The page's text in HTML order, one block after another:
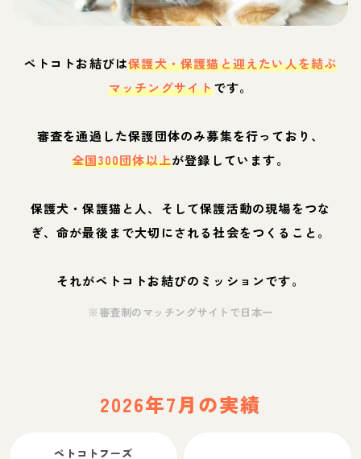
ペトコトお結びは保護犬・保護猫と迎えたい人を結ぶ
マッチングサイトです。
審査を通過した保護団体のみ募集を行っており、
全国300団体以上が登録しています。
保護犬・保護猫と人、そして保護活動の現場をつな
ぎ、命が最後まで大切にされる社会をつくること。
それがペトコトお結びのミッションです。
※審査制のマッチングサイトで日本一
2026年7月の実績
ペトコトフーズ